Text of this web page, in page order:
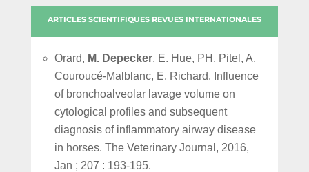
ARTICLES SCIENTIFIQUES REVUES INTERNATIONALES
Orard, M. Depecker, E. Hue, PH. Pitel, A.
Couroucé-Malblanc, E. Richard. Influence
of bronchoalveolar lavage volume on
cytological profiles and subsequent
diagnosis of inflammatory airway disease
in horses. The Veterinary Journal, 2016,
Jan ; 207 : 193-195.